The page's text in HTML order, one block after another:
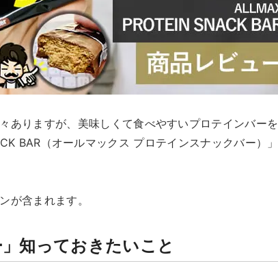
ありますが、美味しくて食べやすいプロテインバー
BAR（オールマックス プロテインスナックバー）
が含まれます。
」知っておきたいこと